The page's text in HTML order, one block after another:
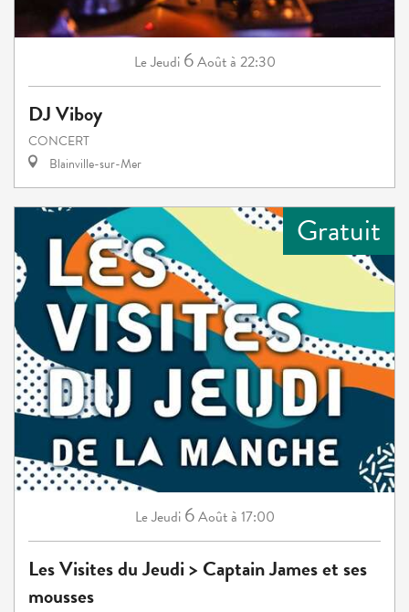
LeJeudi 6Aoûtà 22:30
DJ Viboy
CONCERT
Blainville-sur-Mer
Gratuit
LeJeudi 6Aoûtà 17:00
Les Visites du Jeudi > Captain James et ses
mousses